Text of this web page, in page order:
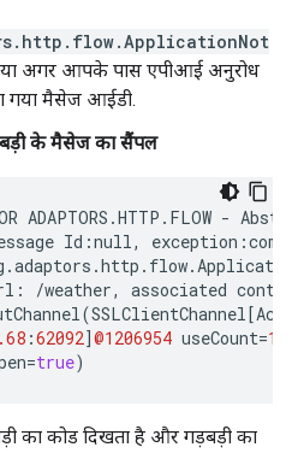
या अगर आपके पास एपीआई अनुरोध
गया मैसेज आईडी.
के मैसेज का सैंपल
ADAPTORS .HTTP . FLOW -
Id :null, exception :com
.adaptors .http . flow.
: /weather, associated
(SSLClientChannel[
:62092]@1206954 useCount=1
=true)
का कोड दिखता है और गड़बड़ी का